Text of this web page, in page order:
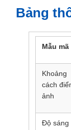
Bảng
Mẫu mã
Khoảng
cách
ảnh
Độ sáng